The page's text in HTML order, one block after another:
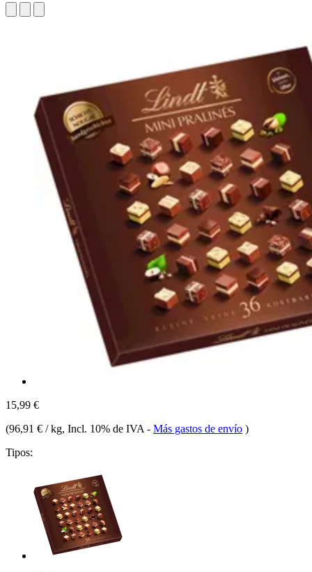
15,99 €
(96,91 € / kg, Incl. 10% de IVA - Más gastos de envío )
Tipos: